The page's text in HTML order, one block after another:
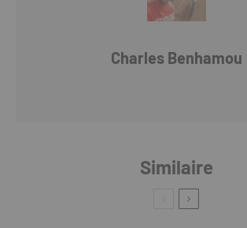
Charles Benhamou
Similaire